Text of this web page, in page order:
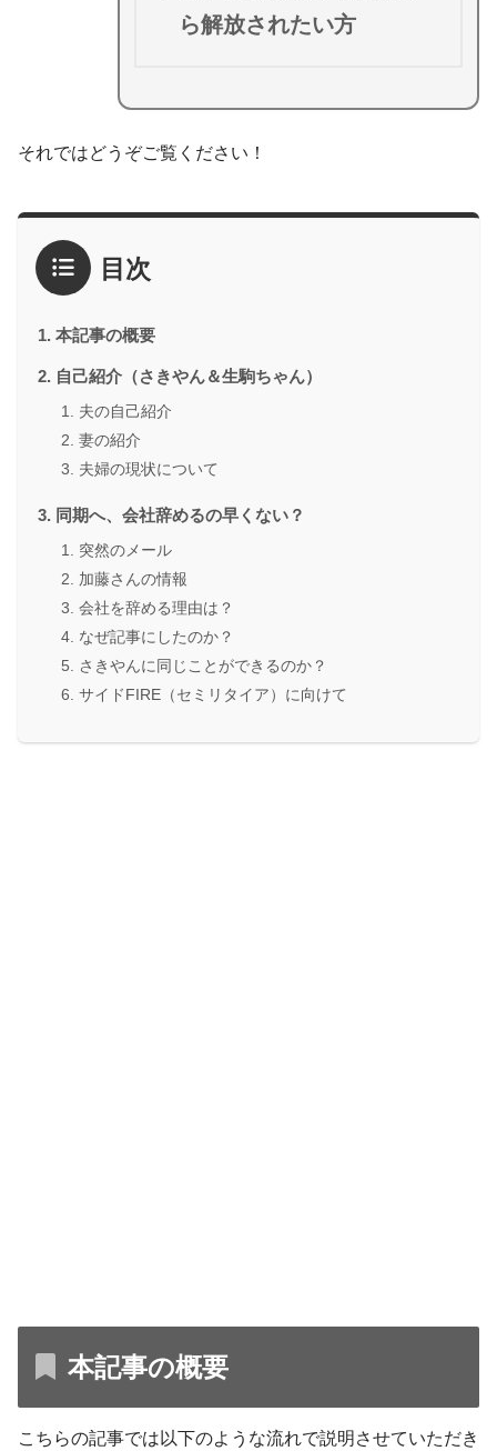
ら解放されたい方
それではどうぞご覧ください！
目次
本記事の概要
自己紹介（さきやん＆生駒ちゃん）
夫の自己紹介
妻の紹介
夫婦の現状について
同期へ、会社辞めるの早くない？
突然のメール
加藤さんの情報
会社を辞める理由は？
なぜ記事にしたのか？
さきやんに同じことができるのか？
サイドFIRE（セミリタイア）に向けて
本記事の概要
こちらの記事では以下のような流れで説明させていただき